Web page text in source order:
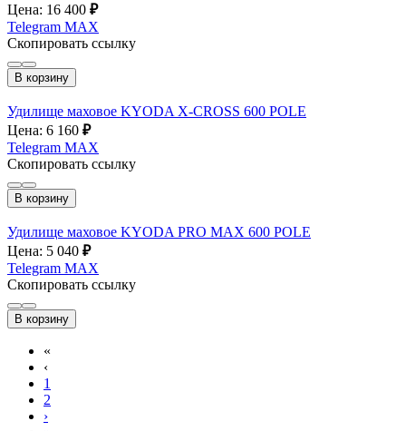
Цена: 16 400 ₽
Telegram MAX
Скопировать ссылку
В корзину
Удилище маховое KYODA X-CROSS 600 POLE
Цена: 6 160 ₽
Telegram MAX
Скопировать ссылку
В корзину
Удилище маховое KYODA PRO MAX 600 POLE
Цена: 5 040 ₽
Telegram MAX
Скопировать ссылку
В корзину
«
‹
1
2
›